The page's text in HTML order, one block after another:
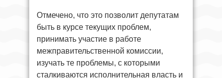
Отмечено, что это позволит депутатам
быть в курсе текущих проблем,
принимать участие в работе
межправительственной комиссии,
изучать те проблемы, с которыми
сталкиваются исполнительная власть и